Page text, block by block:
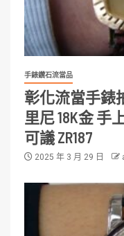
手錶鑽石流當品
彰化流當手錶
里尼 18K金 手
可議 ZR187
2025 年 3 月 29 日